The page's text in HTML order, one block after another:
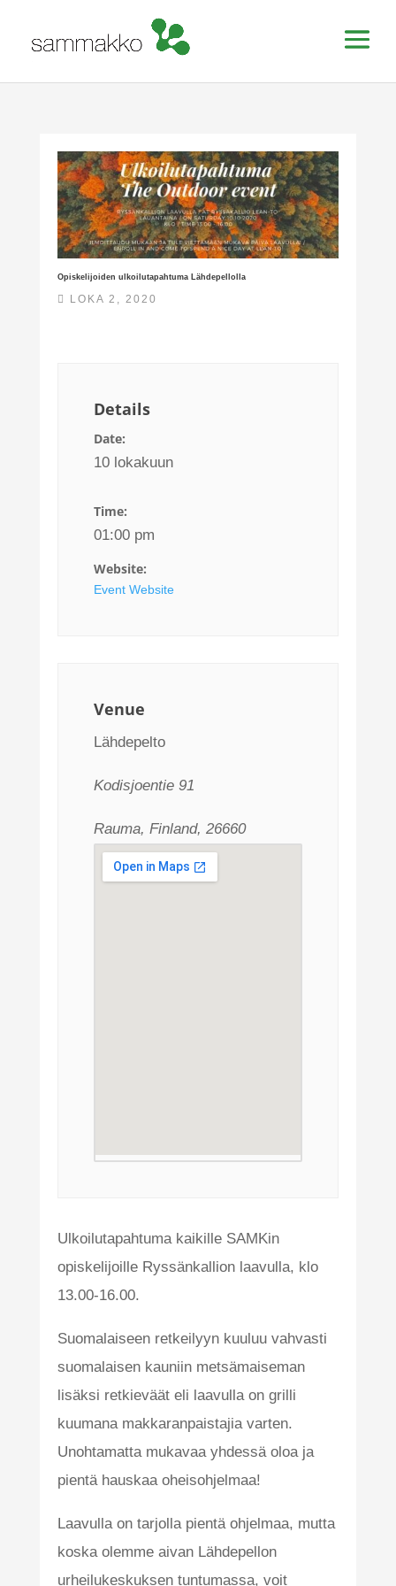
Opiskelijoiden ulkoilutapahtuma Lähdepellolla
LOKA 2, 2020
Details
Date:
10 lokakuun
Time:
01:00 pm
Website:
Event Website
Venue
Lähdepelto
Kodisjoentie 91
Rauma, Finland, 26660
Ulkoilutapahtuma kaikille SAMKin
opiskelijoille Ryssänkallion laavulla, klo
13.00-16.00.
Suomalaiseen retkeilyyn kuuluu vahvasti
suomalaisen kauniin metsämaiseman
lisäksi retkieväät eli laavulla on grilli
kuumana makkaranpaistajia varten.
Unohtamatta mukavaa yhdessä oloa ja
pientä hauskaa oheisohjelmaa!
Laavulla on tarjolla pientä ohjelmaa, mutta
koska olemme aivan Lähdepellon
urheilukeskuksen tuntumassa, voit